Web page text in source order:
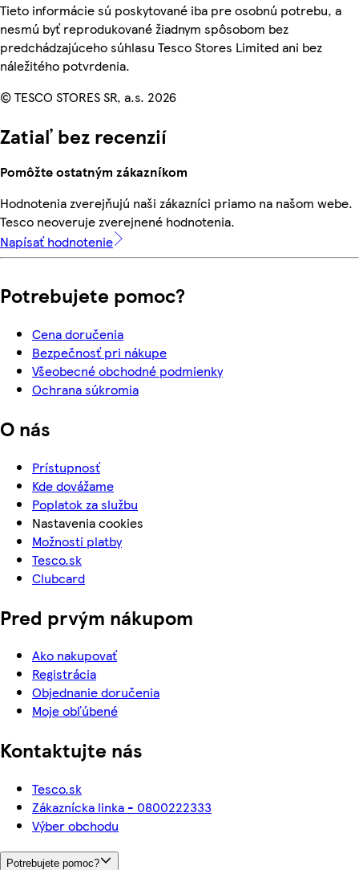
Tieto informácie sú poskytované iba pre osobnú potrebu, a
nesmú byť reprodukované žiadnym spôsobom bez
predchádzajúceho súhlasu Tesco Stores Limited ani bez
náležitého potvrdenia.
© TESCO STORES SR, a.s. 2026
Zatiaľ bez recenzií
Pomôžte ostatným zákazníkom
Hodnotenia zverejňujú naši zákazníci priamo na našom webe.
Tesco neoveruje zverejnené hodnotenia.
Napísať hodnotenie
Potrebujete pomoc?
Cena doručenia
Bezpečnosť pri nákupe
Všeobecné obchodné podmienky
Ochrana súkromia
O nás
Prístupnosť
Kde dovážame
Poplatok za službu
Nastavenia cookies
Možnosti platby
Tesco.sk
Clubcard
Pred prvým nákupom
Ako nakupovať
Registrácia
Objednanie doručenia
Moje obľúbené
Kontaktujte nás
Tesco.sk
Zákaznícka linka - 0800222333
Výber obchodu
Potrebujete pomoc?